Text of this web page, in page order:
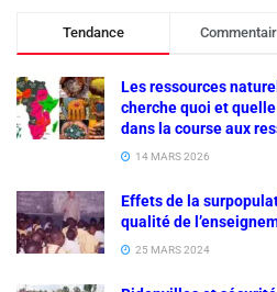
Tendance
Les ressources
cherche quoi et
dans la course aux
14 MARS 2026
Effets de la
qualité de
25 MARS 2024